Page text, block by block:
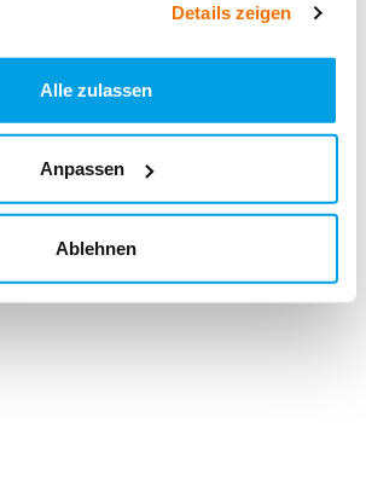
Details zeigen
Alle zulassen
Anpassen
Ablehnen